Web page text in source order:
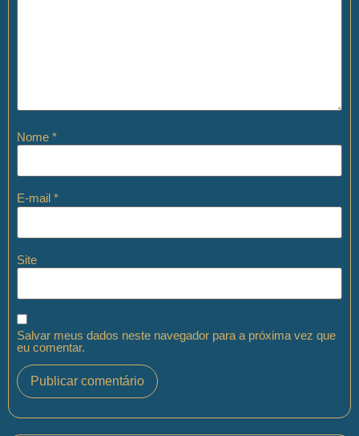
Nome *
E-mail *
Site
Salvar meus dados neste navegador para a próxima vez que
eu comentar.